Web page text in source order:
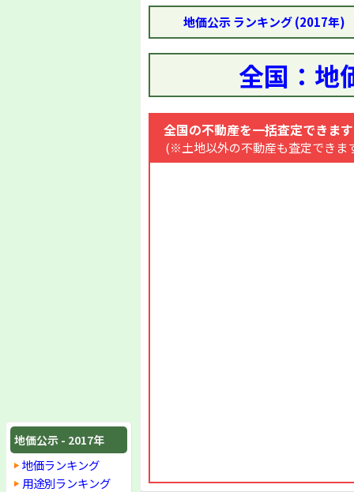
地価公示 ランキング (2017年)
全国：地
全国の不動産を一括査定できま
(※土地以外の不動産も査定できま
地価公示 - 2017年
地価ランキング
用途別ランキング